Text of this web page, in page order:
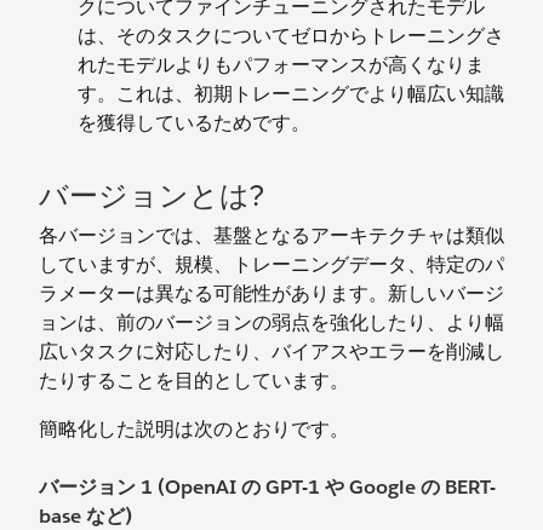
クについてファインチューニングされたモデル
は、そのタスクについてゼロからトレーニングさ
れたモデルよりもパフォーマンスが高くなりま
す。これは、初期トレーニングでより幅広い知識
を獲得しているためです。
バージョンとは?
各バージョンでは、基盤となるアーキテクチャは類似
していますが、規模、トレーニングデータ、特定のパ
ラメーターは異なる可能性があります。新しいバージ
ョンは、前のバージョンの弱点を強化したり、より幅
広いタスクに対応したり、バイアスやエラーを削減し
たりすることを目的としています。
簡略化した説明は次のとおりです。
バージョン 1 (OpenAI の GPT-1 や Google の BERT-
base など)